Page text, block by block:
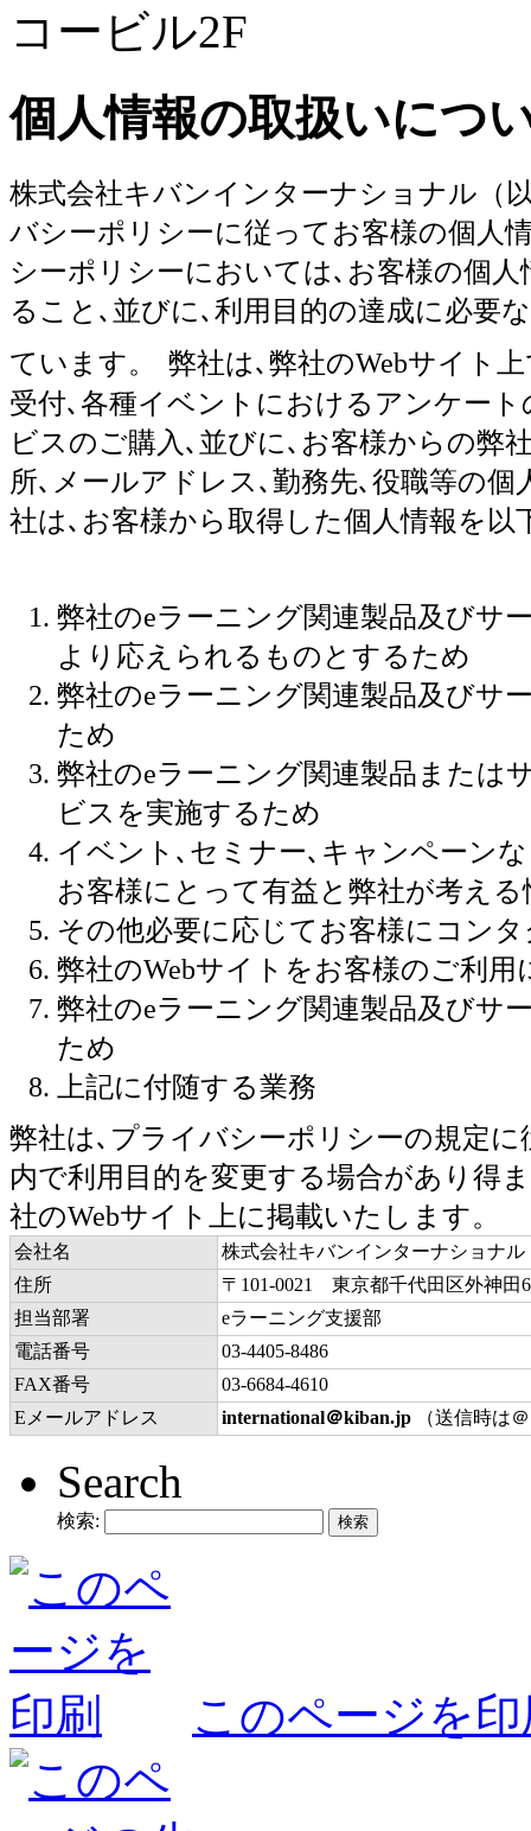
コービル2F
個人情報の取扱いにつ
株式会社キバンインターナショナル（
バシーポリシーに従ってお客様の個人
シーポリシーにおいては､お客様の個
ること､並びに､利用目的の達成に必要
ています。
弊社は､弊社のWebサイト
受付､各種イベントにおけるアンケー
ビスのご購入､並びに､お客様からの弊
所､メールアドレス､勤務先､役職等の
社は､お客様から取得した個人情報を
弊社のeラーニング関連製品及びサ
より応えられるものとするため
弊社のeラーニング関連製品及びサ
ため
弊社のeラーニング関連製品または
ビスを実施するため
イベント､セミナー､キャンペーン
お客様にとって有益と弊社が考え
その他必要に応じてお客様にコン
弊社のWebサイトをお客様のご利
弊社のeラーニング関連製品及びサ
ため
上記に付随する業務
弊社は､プライバシーポリシーの規定
内で利用目的を変更する場合があり得
社のWebサイト上に掲載いたします。
会社名
株式会社キバンインターナショナル
住所
〒101-0021 東京都千代田区外神
担当部署
eラーニング支援部
電話番号
03-4405-8486
FAX番号
03-6684-4610
Eメールアドレス
international＠kiban.jp （送信時は
Search
検索:
このページを